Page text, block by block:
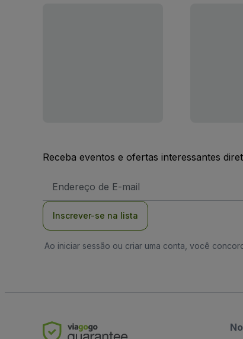
Receba eventos e ofertas interessantes
de
Inscrever-se na lista
Ao iniciar sessão ou criar uma conta, você